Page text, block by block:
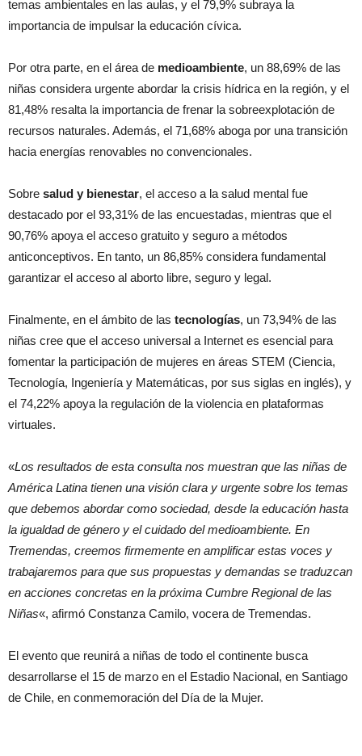
temas ambientales en las aulas, y el 79,9% subraya la
importancia de impulsar la educación cívica.
Por otra parte, en el área de medioambiente, un 88,69% de las
niñas considera urgente abordar la crisis hídrica en la región, y el
81,48% resalta la importancia de frenar la sobreexplotación de
recursos naturales. Además, el 71,68% aboga por una transición
hacia energías renovables no convencionales.
Sobre salud y bienestar, el acceso a la salud mental fue
destacado por el 93,31% de las encuestadas, mientras que el
90,76% apoya el acceso gratuito y seguro a métodos
anticonceptivos. En tanto, un 86,85% considera fundamental
garantizar el acceso al aborto libre, seguro y legal.
Finalmente, en el ámbito de las tecnologías, un 73,94% de las
niñas cree que el acceso universal a Internet es esencial para
fomentar la participación de mujeres en áreas STEM (Ciencia,
Tecnología, Ingeniería y Matemáticas, por sus siglas en inglés), y
el 74,22% apoya la regulación de la violencia en plataformas
virtuales.
«Los resultados de esta consulta nos muestran que las niñas de
América Latina tienen una visión clara y urgente sobre los temas
que debemos abordar como sociedad, desde la educación hasta
la igualdad de género y el cuidado del medioambiente. En
Tremendas, creemos firmemente en amplificar estas voces y
trabajaremos para que sus propuestas y demandas se traduzcan
en acciones concretas en la próxima Cumbre Regional de las
Niñas«, afirmó Constanza Camilo, vocera de Tremendas.
El evento que reunirá a niñas de todo el continente busca
desarrollarse el 15 de marzo en el Estadio Nacional, en Santiago
de Chile, en conmemoración del Día de la Mujer.